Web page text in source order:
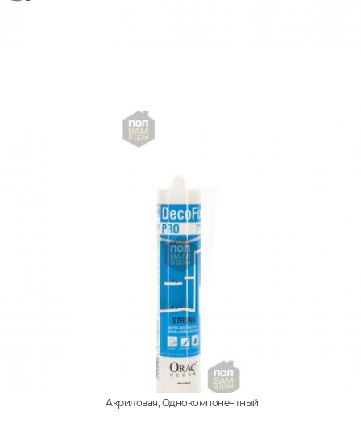
Акриловая, Однокомпонентный